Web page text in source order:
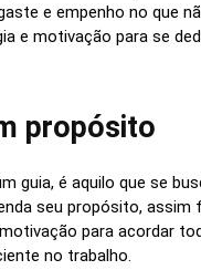
e empenho no que
e motivação para se
propósito
guia, é aquilo que se
seu propósito, assim
para acordar
no trabalho.